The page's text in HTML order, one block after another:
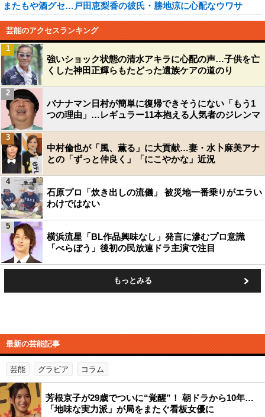
またもや酒グセ…戸田恵梨香の彼氏・勝地涼に心配なウワサ
芸能のアクセスランキング
強いショック状態の清水アキラに心配の声…子供を亡
くした神田正輝らもたどった遺族ケアの道のり
1
バナナマン日村が簡単に復帰できそうにない「もう1
つの理由」…レギュラー11本抱える人気者のジレンマ
2
中村倫也が「風、薫る」に大貢献…妻・水卜麻美アナ
との「ずっと仲良く」「にこやかな」近況
3
石原プロ「炊き出しの流儀」 被災地一番乗りがエラい
わけではない
4
横浜流星「BL作品興味なし」発言に滲むプロ意識
「べらぼう」後初の民放連ドラ主演で注目
5
もっとみる
最新の芸能記事
芸能 グラビア コラム
芳根京子が29歳でついに“覚醒”！ 朝ドラから10年…
「地味な実力派」が局をまたぐ看板女優に